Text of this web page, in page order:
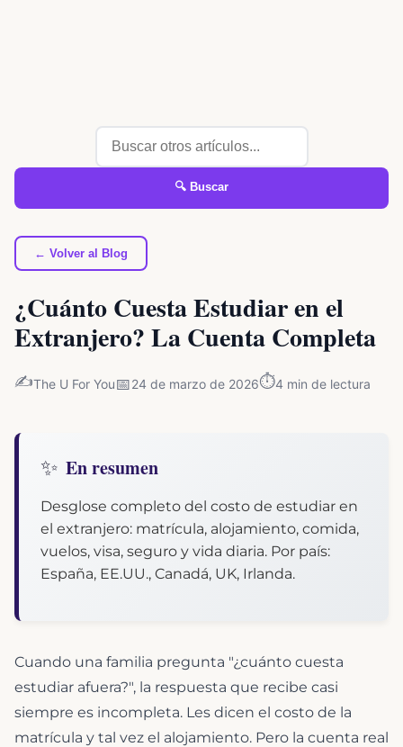
🔍 Buscar
← Volver al Blog
¿Cuánto Cuesta Estudiar en el
Extranjero? La Cuenta Completa
✍️The U For You📅24 de marzo de 2026⏱️4 min de lectura
✨ En resumen
Desglose completo del costo de estudiar en
el extranjero: matrícula, alojamiento, comida,
vuelos, visa, seguro y vida diaria. Por país:
España, EE.UU., Canadá, UK, Irlanda.
Cuando una familia pregunta "¿cuánto cuesta
estudiar afuera?", la respuesta que recibe casi
siempre es incompleta. Les dicen el costo de la
matrícula y tal vez el alojamiento. Pero la cuenta real